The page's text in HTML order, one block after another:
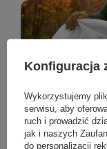
Prace w ogrodzie
kompletny
przygotować
Konfiguracja
Wykorzystujemy
serwisu, aby
ruch i prowadzić
jak i naszych
do personalizacji